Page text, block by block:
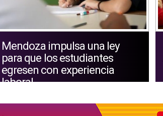
Mendoza impulsa una ley
para que los estudiantes
egresen con experiencia
laboral